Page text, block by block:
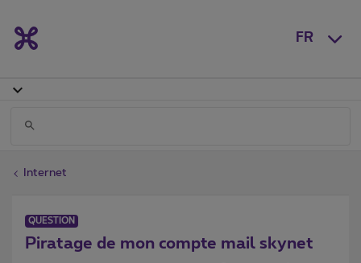
FR
Internet
QUESTION
Piratage de mon compte mail skynet